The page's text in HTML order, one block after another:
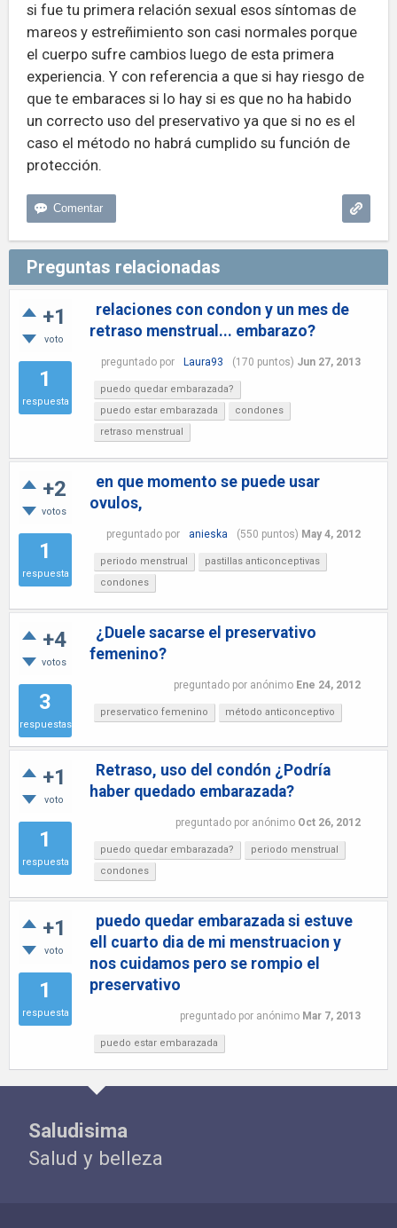
si fue tu primera relación sexual esos síntomas de
mareos y estreñimiento son casi normales porque
el cuerpo sufre cambios luego de esta primera
experiencia. Y con referencia a que si hay riesgo de
que te embaraces si lo hay si es que no ha habido
un correcto uso del preservativo ya que si no es el
caso el método no habrá cumplido su función de
protección.
Preguntas relacionadas
+1
voto
1
respuesta
relaciones con condon y un mes de
retraso menstrual... embarazo?
preguntado por Laura93 (170 puntos) Jun 27, 2013
puedo quedar embarazada?
puedo estar embarazada
condones
retraso menstrual
+2
votos
1
respuesta
en que momento se puede usar
ovulos,
preguntado por anieska (550 puntos) May 4, 2012
periodo menstrual
pastillas anticonceptivas
condones
+4
votos
3
respuestas
¿Duele sacarse el preservativo
femenino?
preguntado por anónimo Ene 24, 2012
preservatico femenino método anticonceptivo
+1
voto
1
respuesta
Retraso, uso del condón ¿Podría
haber quedado embarazada?
preguntado por anónimo Oct 26, 2012
puedo quedar embarazada?
periodo menstrual
condones
+1
voto
1
respuesta
puedo quedar embarazada si estuve
ell cuarto dia de mi menstruacion y
nos cuidamos pero se rompio el
preservativo
preguntado por anónimo Mar 7, 2013
puedo estar embarazada
Saludisima
Salud y belleza